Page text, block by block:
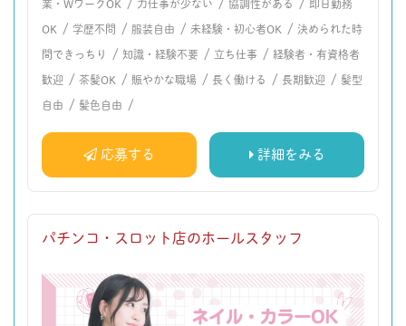
業・WワークOK / 力仕事が少ない / 協調性がある / 即日勤務
OK / 学歴不問 / 服装自由 / 未経験・初心者OK / 決められた時
間できっちり / 知識・経験不要 / 立ち仕事 / 経験者・有資格者
歓迎 / 茶髪OK / 賑やかな職場 / 長く働ける / 長期歓迎 / 髪型
自由 / 髪色自由 /
応募する 詳細をみる
パチンコ・スロット店のホールスタッフ